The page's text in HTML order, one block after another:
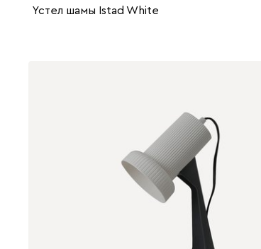
Үстел шамы Istad White